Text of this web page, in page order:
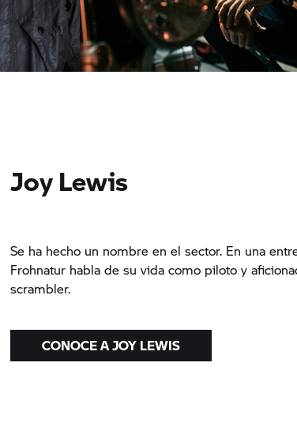
Joy Lewis
Se ha hecho un nombre en el sector. En una
Frohnatur habla de su vida como piloto y
scrambler.
CONOCE A JOY LEWIS